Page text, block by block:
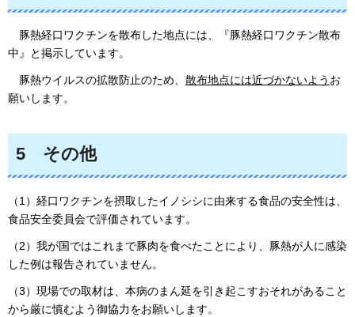
豚熱経口ワクチンを散布した地点には、『豚熱経口ワクチン散布
中』と掲示しています。
豚熱ウイルスの拡散防止のため、 散布地点には近づかないよう お
願いします。
5 その他
（1）経口ワクチンを摂取したイノシシに由来する食品の安全性は、
食品安全委員会で評価されています。
（2）我が国ではこれまで豚肉を食べたことにより、豚熱が人に感染
した例は報告されていません。
（3）現場での取材は、本病のまん延を引き起こすおそれがあること
から厳に慎むよう御協力をお願いします。